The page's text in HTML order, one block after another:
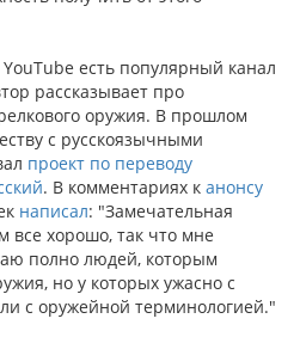
есть популярный канал
рассказывает про
оружия. В прошлом
с русскоязычными
проект по переводу
. В комментариях к анонсу
написал: "Замечательная
все хорошо, так что мне
полно людей, которым
но у которых ужасно с
с оружейной терминологией."